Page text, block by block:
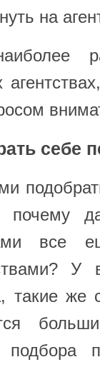
на
себе
почему
все
такие же